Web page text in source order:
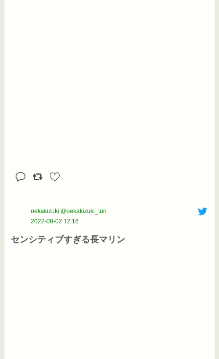
oekakizuki @oekakizuki_turi
2022-08-02 12:16
センシティブすぎる長マリン